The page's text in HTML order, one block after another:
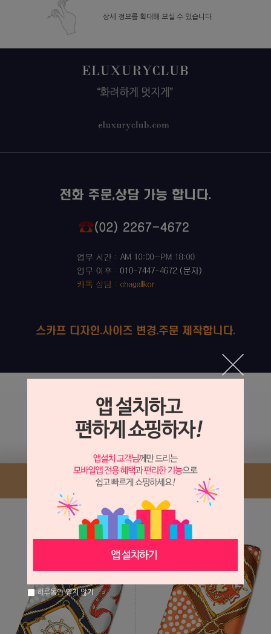
상세 정보를 확대해 보실 수 있습니다.
하루동안 열지 않기